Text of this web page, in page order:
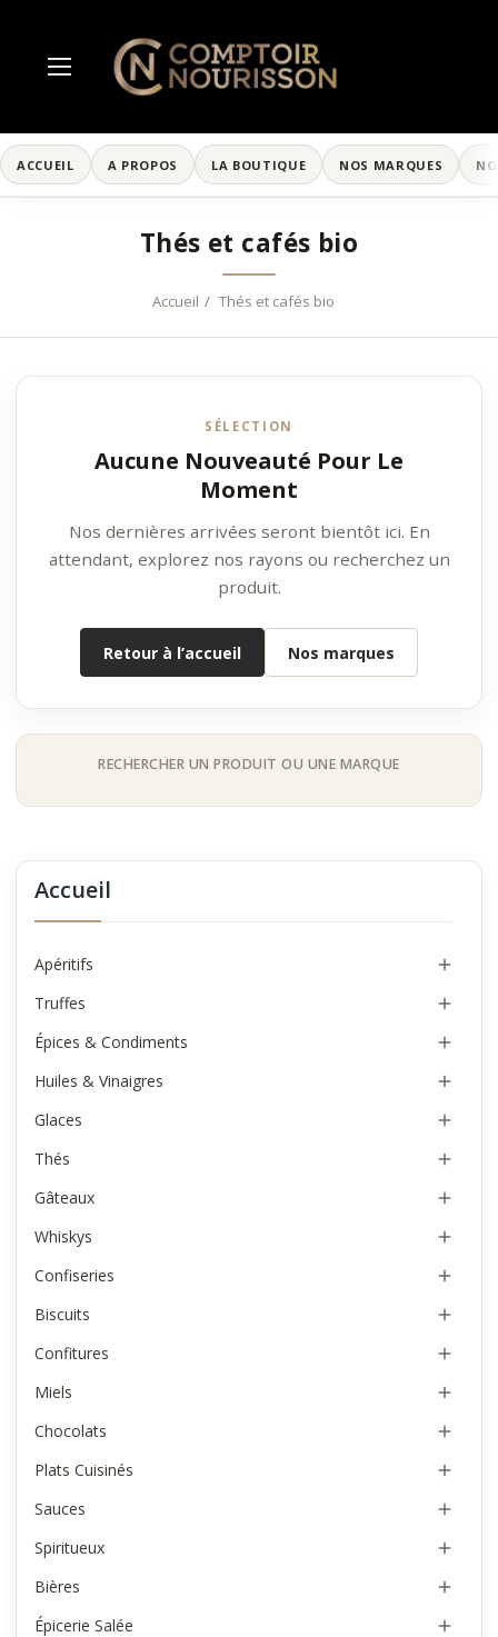
ACCUEIL A PROPOS LA BOUTIQUE NOS MARQUES
Thés et cafés bio
Accueil Thés et cafés bio
Accueil
Apéritifs 
Truffes 
Épices & Condiments 
Huiles & Vinaigres 
Glaces 
Thés 
Gâteaux 
Whiskys 
Confiseries 
Biscuits 
Confitures 
Miels 
Chocolats 
Plats Cuisinés 
Sauces 
Spiritueux 
Bières 
Épicerie Salée 
SÉLECTION
Aucune Nouveauté Pour Le
Moment
Nos dernières arrivées seront bientôt ici. En
attendant, explorez nos rayons ou recherchez un
produit.
Retour à l’accueil Nos marques
RECHERCHER UN PRODUIT OU UNE MARQUE